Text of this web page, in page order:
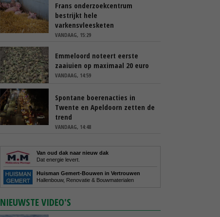
Frans onderzoekcentrum
bestrijkt hele
varkensvleesketen
VANDAAG, 15:29
Emmeloord noteert eerste
zaaiuien op maximaal 20 euro
VANDAAG, 14:59
Spontane boerenacties in
Twente en Apeldoorn zetten de
trend
VANDAAG, 14:48
Van oud dak naar nieuw dak
Dat energie levert.
Huisman Gemert-Bouwen in Vertrouwen
Hallenbouw, Renovatie & Bouwmaterialen
NIEUWSTE VIDEO'S